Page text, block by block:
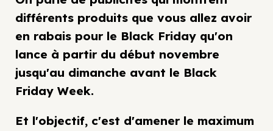
différents produits que vous allez avoir
en rabais pour le Black Friday qu'on
lance à partir du début novembre
jusqu'au dimanche avant le Black
Friday Week.
Et l'objectif, c'est d'amener le maximum